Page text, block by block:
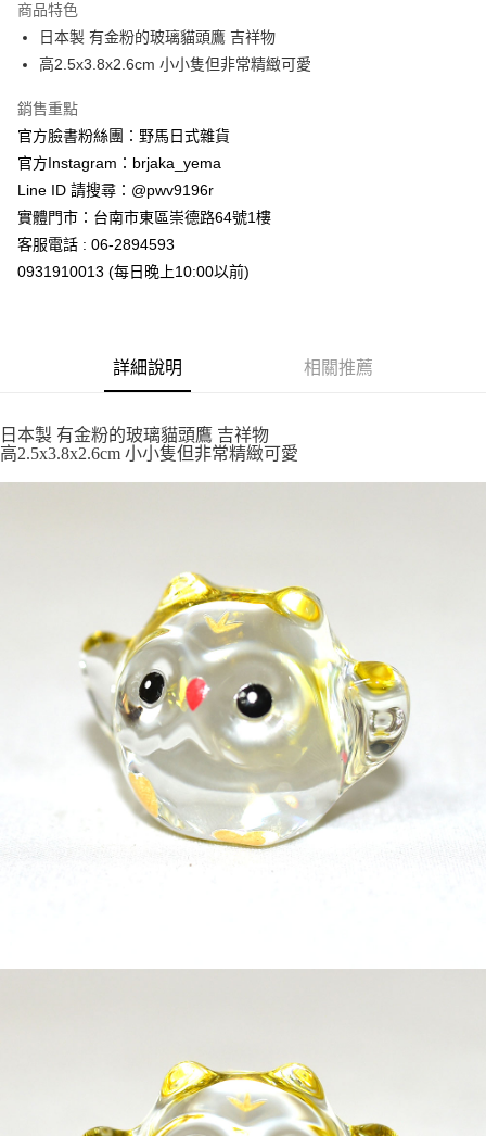
合作金庫商業銀行
華南商業銀行
彰化商業銀行
上海商業儲蓄銀行
台北富邦商業銀行
臺灣中小企業銀行
匯豐（台灣）商業銀行
聯邦商業銀行
元大商業銀行
台新國際商業銀行
中國信託商業銀行
台灣樂天信用卡公司
超商取貨付款
LINE Pay
Apple Pay
街口支付
悠遊付
Google Pay
ATM付款
每筆NT$65，滿NT$999(含以上)免運費
付款後全家取貨
每筆NT$65，滿NT$999(含以上)免運費
每筆NT$65，滿NT$999(含以上)免運費
每筆NT$100，滿NT$999(含以上)免運費
商品特色
日本製 有金粉的玻璃貓頭鷹 吉祥物
高2.5x3.8x2.6cm 小小隻但非常精緻可愛
銷售重點
官方臉書粉絲團：野馬日式雜貨
官方Instagram：brjaka_yema
Line ID 請搜尋：@pwv9196r
實體門市：台南市東區崇德路64號1樓
客服電話 : 06-2894593
0931910013 (每日晚上10:00以前)
詳細說明 相關推薦
日本製 有金粉的玻璃貓頭鷹 吉祥物
高2.5x3.8x2.6cm 小小隻但非常精緻可愛